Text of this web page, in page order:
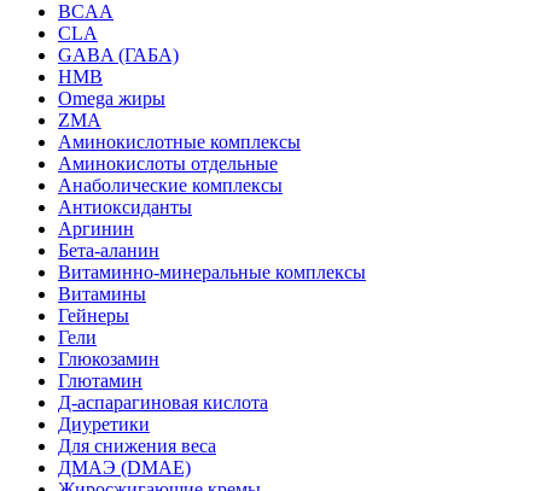
BCAA
CLA
GABA (ГАБА)
HMB
Omega жиры
ZMA
Аминокислотные комплексы
Аминокислоты отдельные
Анаболические комплексы
Антиоксиданты
Аргинин
Бета-аланин
Витаминно-минеральные комплексы
Витамины
Гейнеры
Гели
Глюкозамин
Глютамин
Д-аспарагиновая кислота
Диуретики
Для снижения веса
ДМАЭ (DMAE)